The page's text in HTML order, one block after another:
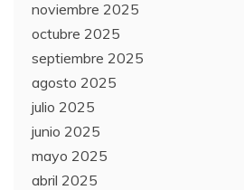
noviembre 2025
octubre 2025
septiembre 2025
agosto 2025
julio 2025
junio 2025
mayo 2025
abril 2025